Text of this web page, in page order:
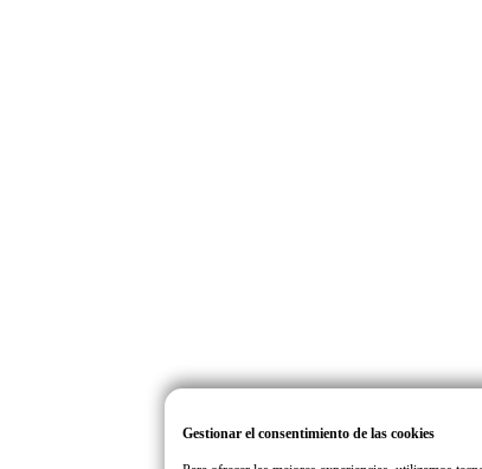
Gestionar el consentimiento de las cookies